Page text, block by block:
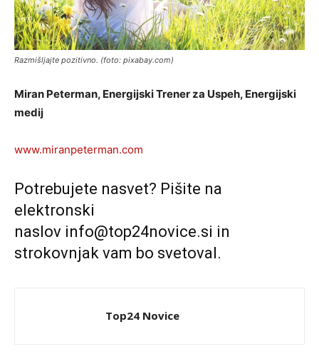
Razmišljajte pozitivno. (foto: pixabay.com)
Miran Peterman, Energijski Trener za Uspeh, Energijski
medij
www.miranpeterman.com
Potrebujete nasvet? Pišite na
elektronski
naslov info@top24novice.si in
strokovnjak vam bo svetoval.
Top24 Novice